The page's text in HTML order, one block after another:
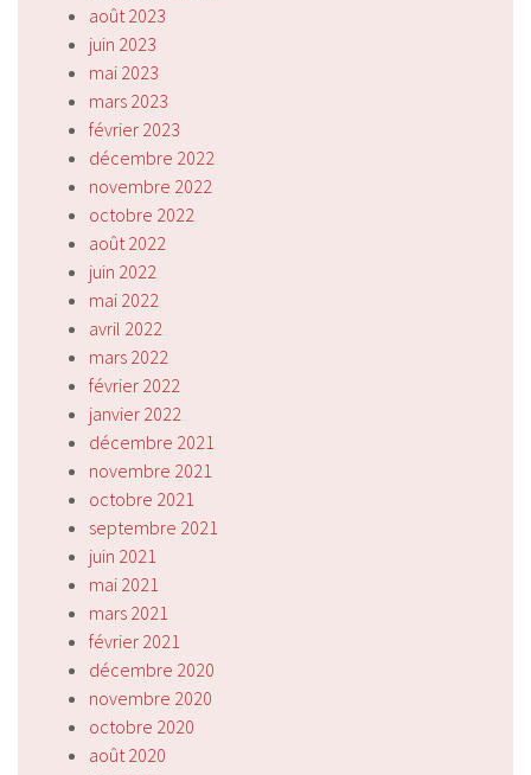
août 2023
juin 2023
mai 2023
mars 2023
février 2023
décembre 2022
novembre 2022
octobre 2022
août 2022
juin 2022
mai 2022
avril 2022
mars 2022
février 2022
janvier 2022
décembre 2021
novembre 2021
octobre 2021
septembre 2021
juin 2021
mai 2021
mars 2021
février 2021
décembre 2020
novembre 2020
octobre 2020
août 2020